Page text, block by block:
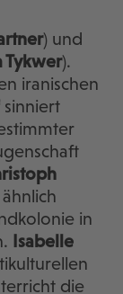
) und
Tykwer).
iranischen
sinniert
in
Isabelle
die